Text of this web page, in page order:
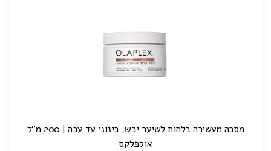
מסכה מעשירה בלחות לשיער יבש, בינוני עד עבה | 200 מ"ל
אולפלקס